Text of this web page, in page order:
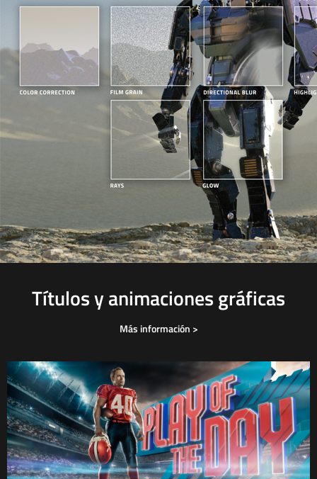
Títulos y animaciones gráficas
Más información >